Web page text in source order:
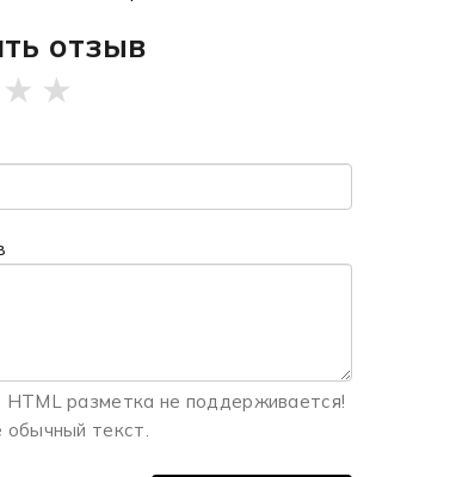
отзыв
★ ★
HTML разметка не поддерживается!
обычный текст.